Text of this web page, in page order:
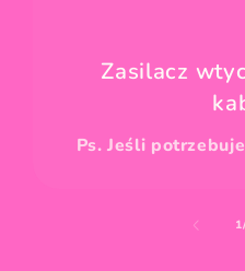
Zasilacz
Ps. Jeśli
1